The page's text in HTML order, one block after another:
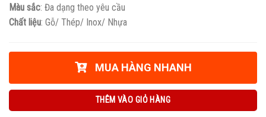
Màu sắc: Đa dạng theo yêu cầu
Chất liệu: Gỗ/ Thép/ Inox/ Nhựa
MUA HÀNG NHANH
THÊM VÀO GIỎ HÀNG